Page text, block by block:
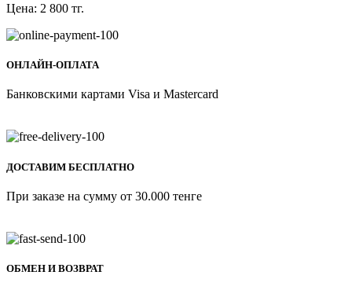
Цена: 2 800 тг.
ОНЛАЙН-ОПЛАТА
Банковскими картами Visa и Mastercard
ДОСТАВИМ БЕСПЛАТНО
При заказе на сумму от 30.000 тенге
ОБМЕН И ВОЗВРАТ